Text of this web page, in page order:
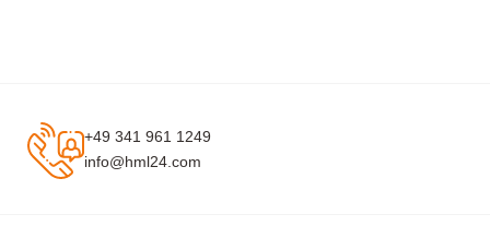
+49 341 961 1249
info@hml24.com